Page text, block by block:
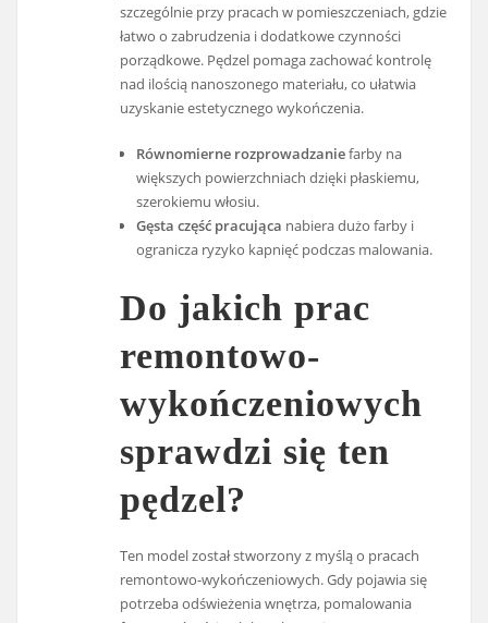
szczególnie przy pracach w pomieszczeniach, gdzie
łatwo o zabrudzenia i dodatkowe czynności
porządkowe. Pędzel pomaga zachować kontrolę
nad ilością nanoszonego materiału, co ułatwia
uzyskanie estetycznego wykończenia.
Równomierne rozprowadzaniefarby na
większych powierzchniach dzięki płaskiemu,
szerokiemu włosiu.
Gęsta część pracująca nabiera dużo farby i
ogranicza ryzyko kapnięć podczas malowania.
Do jakich prac
remontowo-
wykończeniowych
sprawdzi się ten
pędzel?
Ten model został stworzony z myślą o pracach
remontowo-wykończeniowych. Gdy pojawia się
potrzeba odświeżenia wnętrza, pomalowania